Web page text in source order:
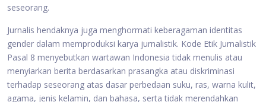
seseorang.
Jurnalis hendaknya juga menghormati keberagaman identitas
gender dalam memproduksi karya jurnalistik. Kode Etik Jurnalistik
Pasal 8 menyebutkan wartawan Indonesia tidak menulis atau
menyiarkan berita berdasarkan prasangka atau diskriminasi
terhadap seseorang atas dasar perbedaan suku, ras, warna kulit,
agama, jenis kelamin, dan bahasa, serta tidak merendahkan